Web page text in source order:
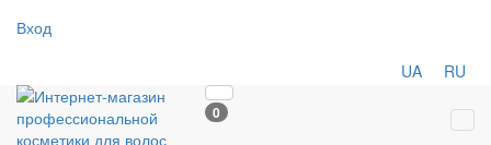
Вход
UA RU
0